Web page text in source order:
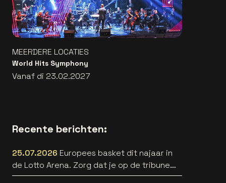
MEERDERE LOCATIES
World Hits Symphony
Vanaf di 23.02.2027
Recente berichten:
25.07.2026 Europees basket dit najaar in
de Lotto Arena. Zorg dat je op de tribune
zit! 🏀🔥